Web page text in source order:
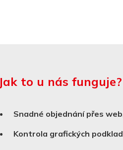
Jak to u nás funguje?
Snadné objednání přes
Kontrola grafických